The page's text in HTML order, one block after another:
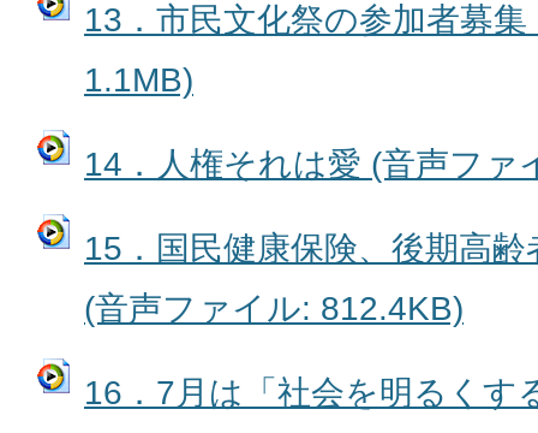
13．市民文化祭の参加者募
1.1MB)
14．人権それは愛 (音声ファ
15．国民健康保険、後期高
(音声ファイル: 812.4KB)
16．7月は「社会を明るくす